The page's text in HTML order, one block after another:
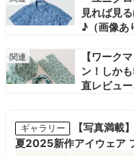
見れば見
♪（画像あ
【ワーク
ン！しか
直レビュー
ギャラリー
【写真満載
夏2025新作アイウェア